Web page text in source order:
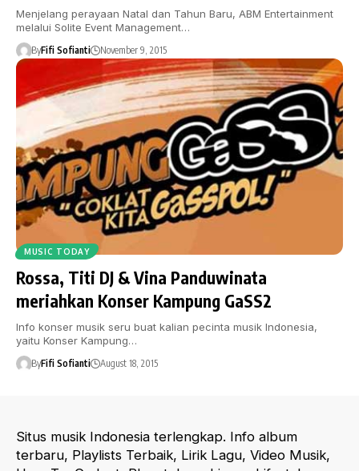
Menjelang perayaan Natal dan Tahun Baru, ABM Entertainment
melalui Solite Event Management…
ByFifi Sofianti November 9, 2015
MUSIC TODAY
Rossa, Titi DJ & Vina Panduwinata
meriahkan Konser Kampung GaSS2
Info konser musik seru buat kalian pecinta musik Indonesia,
yaitu Konser Kampung…
ByFifi Sofianti August 18, 2015
Situs musik Indonesia terlengkap. Info album
terbaru, Playlists Terbaik, Lirik Lagu, Video Musik,